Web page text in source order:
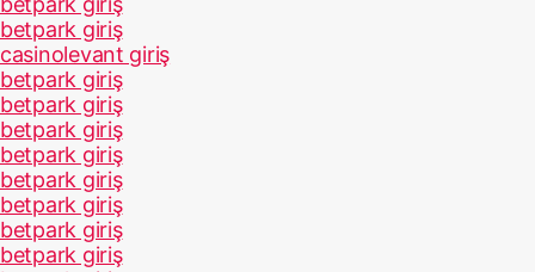
betpark giriş
casinolevant giriş
betpark giriş
betpark giriş
betpark giriş
betpark giriş
betpark giriş
betpark giriş
betpark giriş
betpark giriş